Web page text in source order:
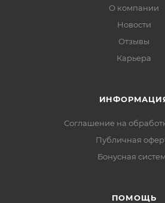
О компании
Новости
Отзывы
Карьера
Соглашение на
Публичная
Бонусная
ПОМОЩЬ